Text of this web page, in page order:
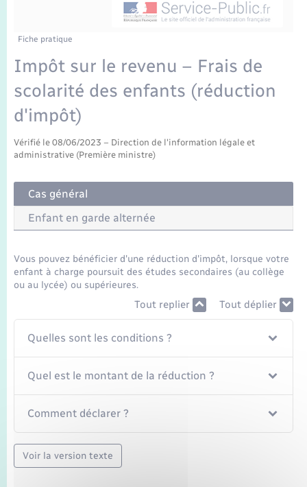
Mariage – PACS
Parrainage civil
Recensement
Fiche pratique
Impôt sur le revenu – Frais de
scolarité des enfants (réduction
d'impôt)
Vérifié le 08/06/2023 – Direction de l'information légale et
administrative (Première ministre)
Cas général
Enfant en garde alternée
Vous pouvez bénéficier d'une réduction d'impôt, lorsque votre
enfant à charge poursuit des études secondaires (au collège
ou au lycée) ou supérieures.
Tout replier Tout déplier
Quelles sont les conditions ?
Quel est le montant de la réduction ?
Comment déclarer ?
Voir la version texte